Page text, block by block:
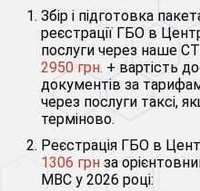
Збір і підготовка
реєстрації ГБО в
послуги через наше
2950 грн. + вартість
документів за
через послуги таксі,
терміново.
Реєстрація ГБО в
1306 грн за
МВС у 2026 році: